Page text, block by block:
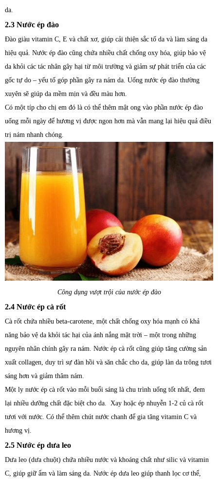
da.
2.3 Nước ép đào
Đào giàu vitamin C, E và chất xơ, giúp cải thiện sắc tố da và làm sáng da
hiệu quả. Nước ép đào cũng chứa nhiều chất chống oxy hóa, giúp bảo vệ
da khỏi các tác nhân gây hại từ môi trường và giảm sự phát triển của các
gốc tự do – yếu tố góp phần gây ra nám da. Uống nước ép đào thường
xuyên sẽ giúp da mềm mịn và đều màu hơn.
Có một típ cho chị em đó là có thể thêm mật ong vào phần nước ép đào
uống mỗi ngày để hương vị được ngon hơn mà vẫn mang lại hiệu quả điều
trị nám nhanh chóng.
Công dụng vượt trội của nước ép đào
2.4 Nước ép cà rốt
Cà rốt chứa nhiều beta-carotene, một chất chống oxy hóa mạnh có khả
năng bảo vệ da khỏi tác hại của ánh nắng mặt trời – một trong những
nguyên nhân chính gây ra nám. Nước ép cà rốt cũng giúp tăng cường sản
xuất collagen, duy trì sự đàn hồi và săn chắc cho da, giúp làn da trông tươi
sáng hơn và giảm thâm nám.
Một ly nước ép cà rốt vào mỗi buổi sáng là chu trình uống tốt nhất, đem
lại nhiều dưỡng chất đặc biệt cho da. Xay hoặc ép nhuyễn 1-2 củ cà rốt
tươi với nước. Có thể thêm chút nước chanh để gia tăng vitamin C và
hương vị.
2.5 Nước ép dưa leo
Dưa leo (dưa chuột) chứa nhiều nước và khoáng chất như silic và vitamin
C, giúp giữ ẩm và làm sáng da. Nước ép dưa leo giúp thanh lọc cơ thể,